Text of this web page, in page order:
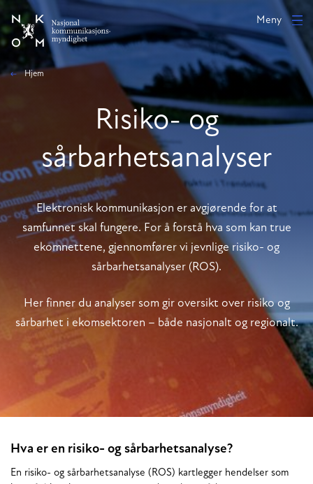
Hopp til hovedinnhold
Meny
Hjem
Risiko- og
sårbarhetsanalyser
Elektronisk kommunikasjon er avgjørende for at
samfunnet skal fungere. For å forstå hva som kan true
ekomnettene, gjennomfører vi jevnlige risiko- og
sårbarhetsanalyser (ROS).
Her finner du analyser som gir oversikt over risiko og
sårbarhet i ekomsektoren – både nasjonalt og regionalt.
Hva er en risiko- og sårbarhetsanalyse?
En risiko- og sårbarhetsanalyse (ROS) kartlegger hendelser som